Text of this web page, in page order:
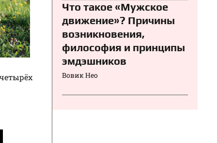
Что такое «Мужское
движение»? Причины
возникновения,
философия и принципы
эмдэшников
Вовик Нео